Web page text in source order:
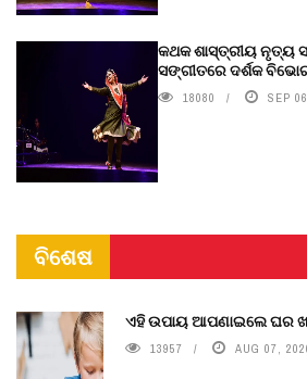
କଥକ ଶାସ୍ତ୍ରୀୟ ନୃତ୍ୟ
ସଙ୍ଗୀତରେ ଦର୍ଶକ
18080 SEP
ବିଶେଷ
ଏହି ଉପାୟ ଆପଣାଇଲେ ଘର
13957 AUG 07,